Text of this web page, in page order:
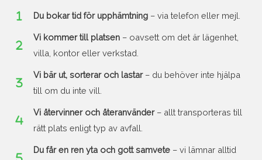
Du bokar tid för upphämtning – via telefon eller mejl.
Vi kommer till platsen – oavsett om det är lägenhet,
villa, kontor eller verkstad.
Vi bär ut, sorterar och lastar– du behöver inte hjälpa
till om du inte vill.
Vi återvinner och återanvänder– allt transporteras till
rätt plats enligt typ av avfall.
Du får en ren yta och gott samvete – vi lämnar alltid